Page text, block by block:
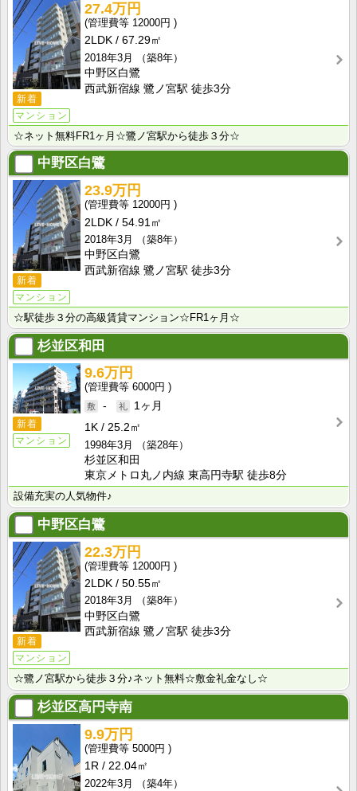
新着
マンション
27.4万円
12000円
2LDK
67.29㎡
2018年3月
（築8年）
中野区白鷺
西武新宿線 鷺ノ宮駅 徒歩3分
☆ネット無料FR1ヶ月☆鷺ノ宮駅から徒歩３分☆
中野区白鷺
新着
マンション
23.9万円
12000円
2LDK
54.91㎡
2018年3月
（築8年）
中野区白鷺
西武新宿線 鷺ノ宮駅 徒歩3分
☆駅徒歩３分の高級賃貸マンション☆FR1ヶ月☆
杉並区和田
新着
マンション
9.6万円
6000円
-
1ヶ月
1K
25.2㎡
1998年3月
（築28年）
杉並区和田
東京メトロ丸ノ内線 東高円寺駅 徒歩8分
設備充実の人気物件♪
中野区白鷺
新着
マンション
22.3万円
12000円
2LDK
50.55㎡
2018年3月
（築8年）
中野区白鷺
西武新宿線 鷺ノ宮駅 徒歩3分
☆鷺ノ宮駅から徒歩３分♪ネット無料☆敷金礼金なし☆
杉並区高円寺南
9.9万円
5000円
1R
22.04㎡
2022年3月
（築4年）